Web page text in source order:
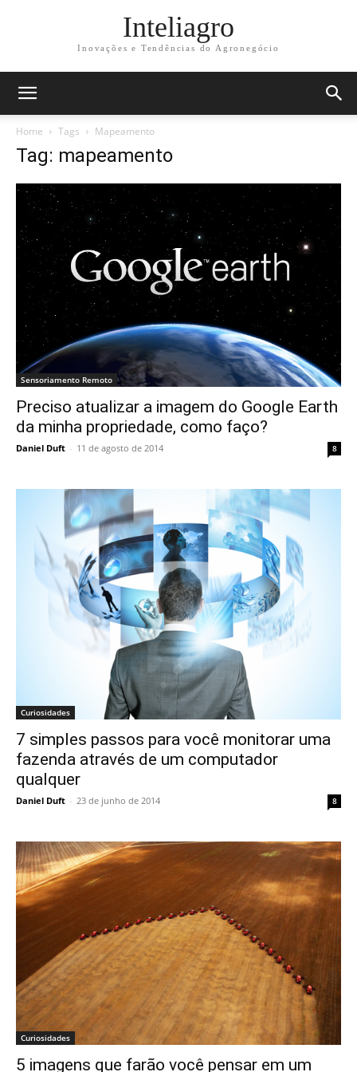
Inteliagro
Inovações e Tendências do Agronegócio
Home Tags Mapeamento
Tag: mapeamento
Sensoriamento Remoto
Preciso atualizar a imagem do Google Earth
da minha propriedade, como faço?
Daniel Duft - 11 de agosto de 2014 8
Curiosidades
7 simples passos para você monitorar uma
fazenda através de um computador
qualquer
Daniel Duft - 23 de junho de 2014 8
Curiosidades
5 imagens que farão você pensar em um